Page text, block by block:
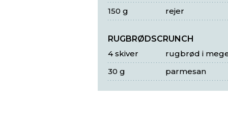
rejer
150 g
RUGBRØDSCRUNCH
rugbrød i
4 skiver
parmesan
30 g